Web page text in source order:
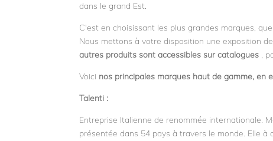
dans le grand Est.
C'est en choisissant les plus grandes marques,
Nous mettons à votre disposition une exposition
autres produits sont accessibles sur catalogues ,
Voici nos principales marques haut de gamme, en
Talenti :
Entreprise Italienne de renommée internationale.
présentée dans 54 pays à travers le monde. Elle